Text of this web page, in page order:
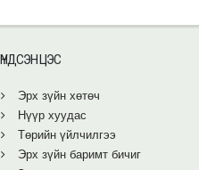
ҮНДСЭН ЦЭС
Эрх зүйн хөтөч
Нүүр хуудас
Төрийн үйлчилгээ
Эрх зүйн баримт бичиг